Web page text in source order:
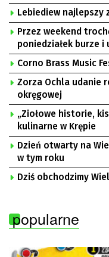
Lebiediew najlepszy
Przez weekend
poniedziałek burze i
Corno Brass Music
Zorza Ochla udanie
okręgowej
„Ziołowe historie,
kulinarne w Krępie
Dzień otwarty na
w tym roku
Dziś obchodzimy
popularne